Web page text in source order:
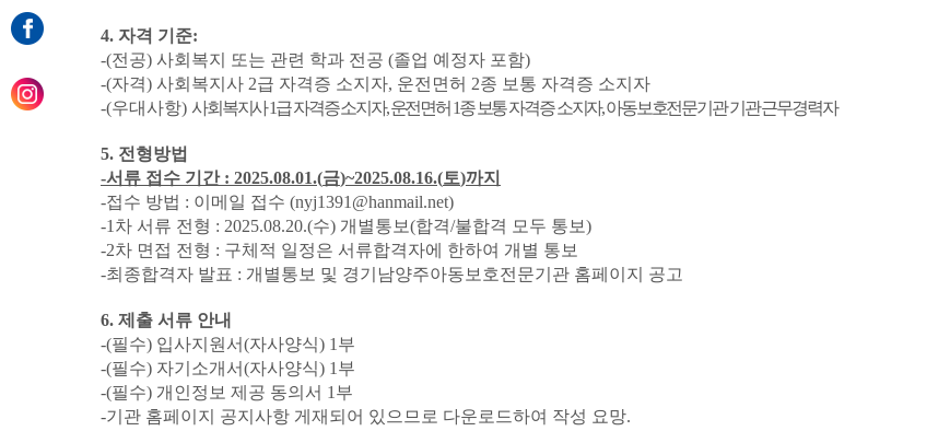
4. 자격 기준:
-(전공) 사회복지 또는 관련 학과 전공 (졸업 예정자 포함)
-(자격) 사회복지사 2급 자격증 소지자, 운전면허 2종 보통 자격증 소지자
-(우대사항) 사회복지사1급 자격증 소지자,운전면허 1종 보통 자격증 소지자,아동보호전문기관 기관 근무경력자
5. 전형방법
-서류 접수 기간 : 2025.08.01.(금)~2025.08.16.(토)까지
-접수 방법 : 이메일 접수 (nyj1391@hanmail.net)
-1 차 서류 전형 : 2025.08.20.(수) 개별통보(합격/불합격 모두 통보)
-2차 면접 전형 : 구체적 일정은 서류합격자에 한하여 개별 통보
-최종합격자 발표 : 개별통보 및 경기남양주아동보호전문기관 홈페이지 공고
6. 제출 서류 안내
-(필수) 입사지원서(자사양식) 1 부
-(필수) 자기소개서(자사양식) 1 부
-(필수) 개인정보 제공 동의서 1 부
-기관 홈페이지 공지사항 게재되어 있으므로 다운로드하여 작성 요망.